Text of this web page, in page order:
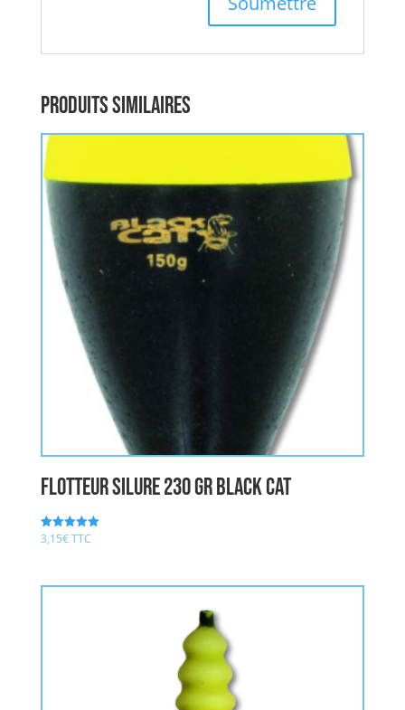
Produits similaires
Flotteur Silure 230 gr BLACK CAT
Note
5.00
3,15€TTC